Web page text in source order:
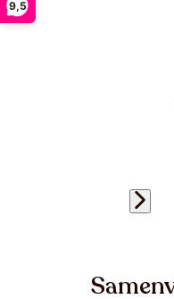
9,5